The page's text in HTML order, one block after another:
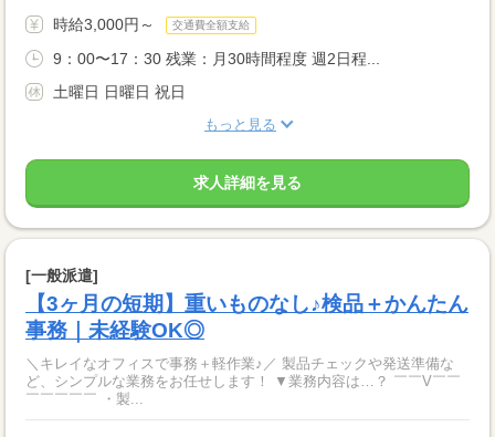
時給3,000円～ 交通費全額支給
9：00〜17：30 残業：月30時間程度 週2日程...
土曜日 日曜日 祝日
もっと見る
求人詳細を見る
[一般派遣]
【3ヶ月の短期】重いものなし♪検品＋かんたん
事務｜未経験OK◎
＼キレイなオフィスで事務＋軽作業♪／ 製品チェックや発送準備な
ど、シンプルな業務をお任せします！ ▼業務内容は…？ ￣￣V￣￣
￣￣￣￣￣ ・製...